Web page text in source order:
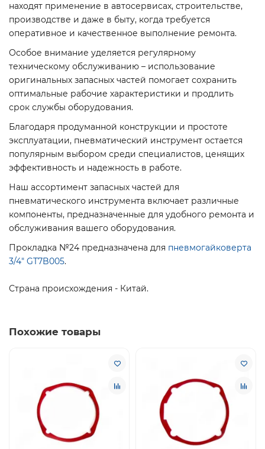
находят применение в автосервисах, строительстве,
производстве и даже в быту, когда требуется
оперативное и качественное выполнение ремонта.
Особое внимание уделяется регулярному
техническому обслуживанию – использование
оригинальных запасных частей помогает сохранить
оптимальные рабочие характеристики и продлить
срок службы оборудования.
Благодаря продуманной конструкции и простоте
эксплуатации, пневматический инструмент остается
популярным выбором среди специалистов, ценящих
эффективность и надежность в работе.
Наш ассортимент запасных частей для
пневматического инструмента включает различные
компоненты, предназначенные для удобного ремонта и
обслуживания вашего оборудования.
Прокладка №24 предназначена для пневмогайковерта
3/4" GT7B005.
Страна происхождения - Китай.
Похожие товары